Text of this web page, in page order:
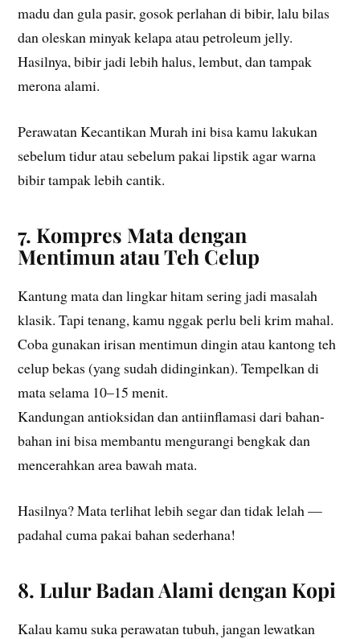
madu dan gula pasir, gosok perlahan di bibir, lalu bilas
dan oleskan minyak kelapa atau petroleum jelly.
Hasilnya, bibir jadi lebih halus, lembut, dan tampak
merona alami.
Perawatan Kecantikan Murah ini bisa kamu lakukan
sebelum tidur atau sebelum pakai lipstik agar warna
bibir tampak lebih cantik.
7. Kompres Mata dengan
Mentimun atau Teh Celup
Kantung mata dan lingkar hitam sering jadi masalah
klasik. Tapi tenang, kamu nggak perlu beli krim mahal.
Coba gunakan irisan mentimun dingin atau kantong teh
celup bekas (yang sudah didinginkan). Tempelkan di
mata selama 10–15 menit.
Kandungan antioksidan dan antiinflamasi dari bahan-
bahan ini bisa membantu mengurangi bengkak dan
mencerahkan area bawah mata.
Hasilnya? Mata terlihat lebih segar dan tidak lelah —
padahal cuma pakai bahan sederhana!
8. Lulur Badan Alami dengan Kopi
Kalau kamu suka perawatan tubuh, jangan lewatkan